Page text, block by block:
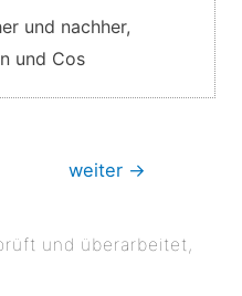
und nachher,
und Cos
weiter →
und überarbeitet,